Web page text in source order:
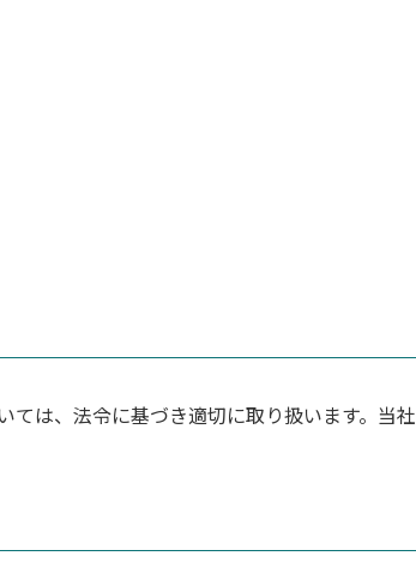
は、法令に基づき適切に取り扱います。当社